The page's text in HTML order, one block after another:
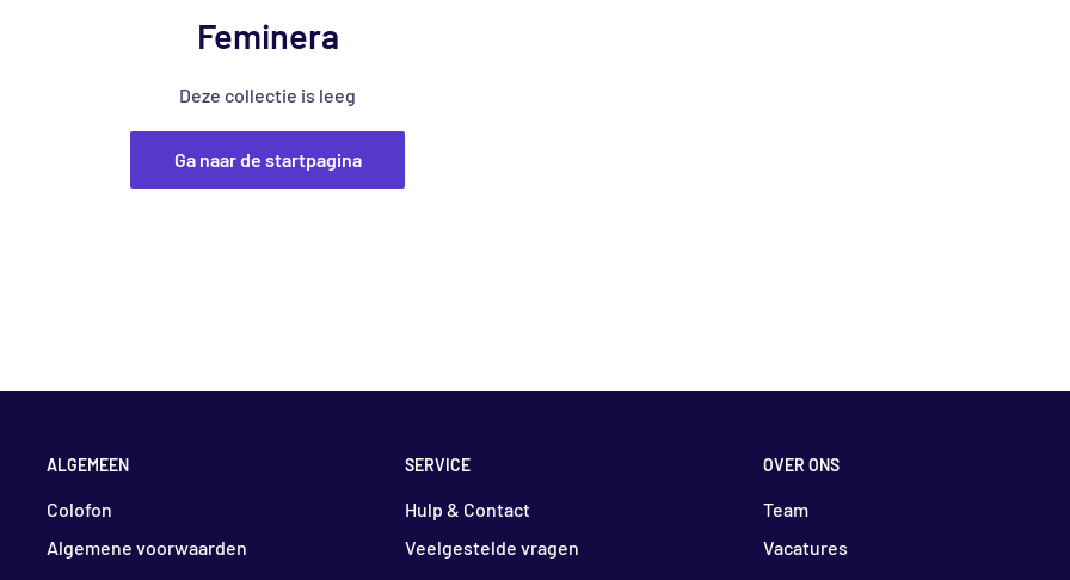
Feminera
Deze collectie is leeg
Ga naar de startpagina
ALGEMEEN
Colofon
Algemene voorwaarden
SERVICE
Hulp & Contact
Veelgestelde vragen
OVER ONS
Team
Vacatures